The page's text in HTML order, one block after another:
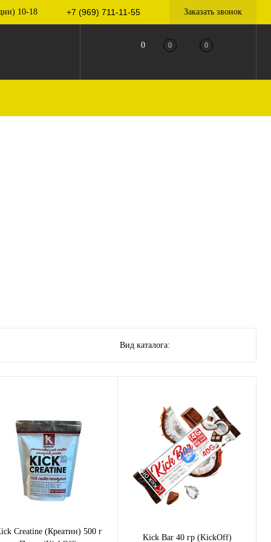
10-18 +7 (969) 711-11-55 Заказать звонок
0 0 0
Вид каталога:
Creatine (Креатин) 500 г
Kick Bar 40 гр (KickOff)